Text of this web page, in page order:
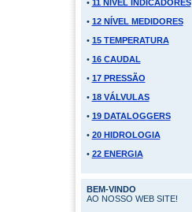
• 11 NÍVEL INDICADORES
• 12 NÍVEL MEDIDORES
• 15 TEMPERATURA
• 16 CAUDAL
• 17 PRESSÃO
• 18 VÁLVULAS
• 19 DATALOGGERS
• 20 HIDROLOGIA
• 22 ENERGIA
BEM-VINDO
AO NOSSO WEB SITE!